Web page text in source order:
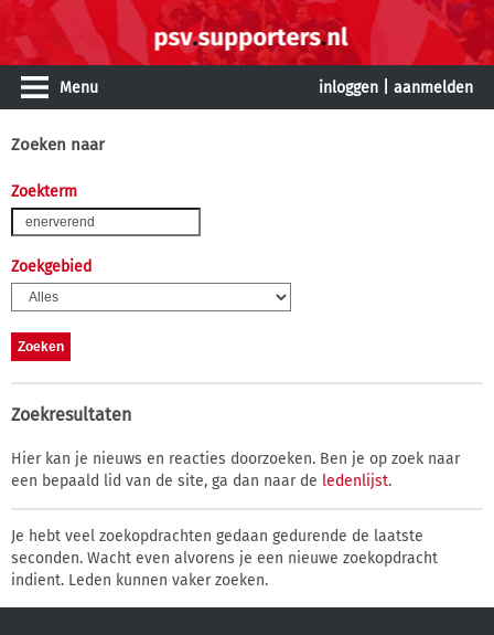
Menu inloggen aanmelden
Zoeken naar
Zoekterm
Zoekgebied
Zoekresultaten
Hier kan je nieuws en reacties doorzoeken. Ben je op zoek naar
een bepaald lid van de site, ga dan naar de ledenlijst.
Je hebt veel zoekopdrachten gedaan gedurende de laatste
seconden. Wacht even alvorens je een nieuwe zoekopdracht
indient. Leden kunnen vaker zoeken.